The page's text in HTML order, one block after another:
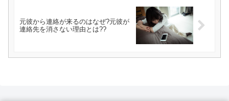
元彼から連絡が来るのはなぜ?元彼が
連絡先を消さない理由とは??